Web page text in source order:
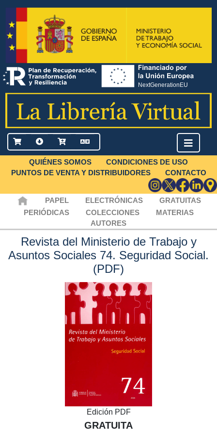
QUIÉNES SOMOS
CONDICIONES DE USO
PUNTOS DE VENTA Y DISTRIBUIDORES
CONTACTO
PAPEL ELECTRÓNICAS
GRATUITAS
PERIÓDICAS
COLECCIONES
MATERIAS
AUTORES
Revista del Ministerio de Trabajo y
Asuntos Sociales 74. Seguridad Social.
(PDF)
Edición PDF
GRATUITA